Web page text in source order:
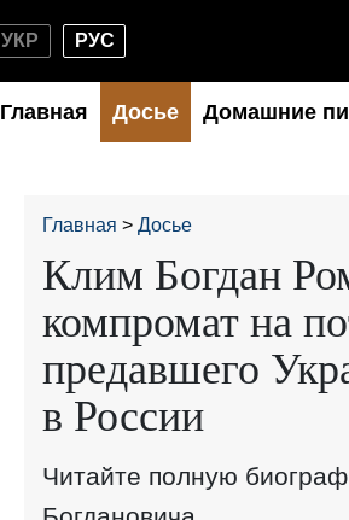
УКР РУС
Главная Досье Домашние
Главная Досье
Клим Богдан
компромат на
предавшего
в России
Читайте полную